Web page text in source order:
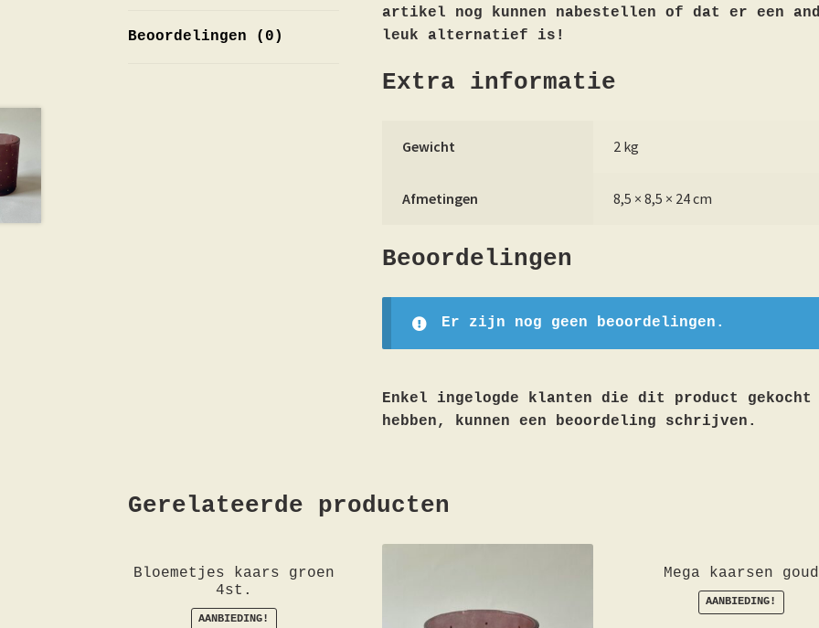
Beoordelingen (0)
artikel nog kunnen nabestellen of dat er een
leuk alternatief is!
Extra informatie
Gewicht 2 kg
Afmetingen 8,5 × 8,5 × 24 cm
Beoordelingen
Er zijn nog geen beoordelingen.
Enkel ingelogde klanten die dit product gekocht
hebben, kunnen een beoordeling schrijven.
Gerelateerde producten
Bloemetjes kaars groen
4st.
AANBIEDING!
Mega kaarsen goud
AANBIEDING!